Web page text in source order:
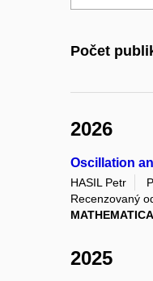
Počet
2026
Oscillation
HASIL Petr
Recenzovaný
2025